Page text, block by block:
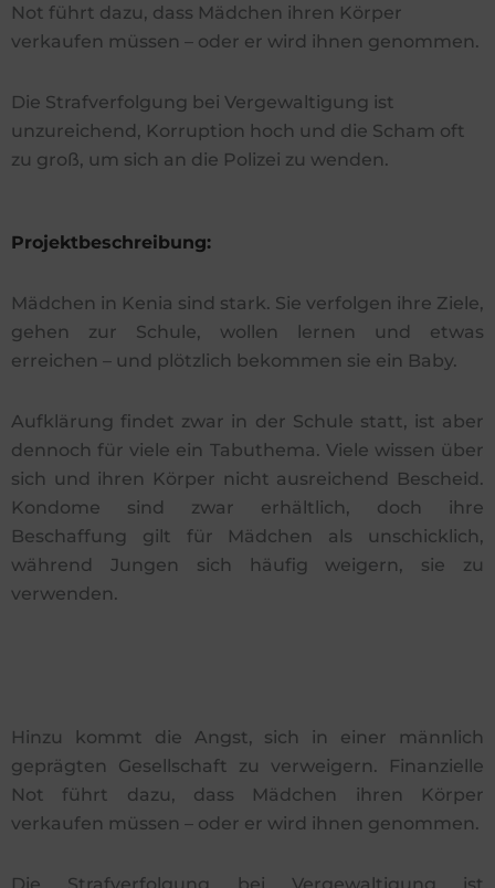
Not führt dazu, dass Mädchen ihren Körper
verkaufen müssen – oder er wird ihnen genommen.
Die Strafverfolgung bei Vergewaltigung ist
unzureichend, Korruption hoch und die Scham oft
zu groß, um sich an die Polizei zu wenden.
Projektbeschreibung:
Mädchen in Kenia sind stark. Sie verfolgen ihre Ziele,
gehen zur Schule, wollen lernen und etwas
erreichen – und plötzlich bekommen sie ein Baby.
Aufklärung findet zwar in der Schule statt, ist aber
dennoch für viele ein Tabuthema. Viele wissen über
sich und ihren Körper nicht ausreichend Bescheid.
Kondome sind zwar erhältlich, doch ihre
Beschaffung gilt für Mädchen als unschicklich,
während Jungen sich häufig weigern, sie zu
verwenden.
Hinzu kommt die Angst, sich in einer männlich
geprägten Gesellschaft zu verweigern. Finanzielle
Not führt dazu, dass Mädchen ihren Körper
verkaufen müssen – oder er wird ihnen genommen.